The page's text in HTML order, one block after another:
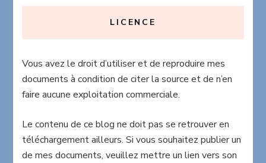
LICENCE
Vous avez le droit d’utiliser et de reproduire mes
documents à condition de citer la source et de n’en
faire aucune exploitation commerciale.
Le contenu de ce blog ne doit pas se retrouver en
téléchargement ailleurs. Si vous souhaitez publier un
de mes documents, veuillez mettre un lien vers son